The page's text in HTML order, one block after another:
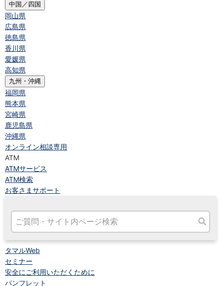
中国／四国
岡山県
広島県
徳島県
香川県
愛媛県
高知県
九州・沖縄
福岡県
熊本県
宮崎県
鹿児島県
沖縄県
オンライン相談専用
ATM
ATMサービス
ATM検索
お客さまサポート
タマルWeb
セミナー
安全にご利用いただくために
パンフレット